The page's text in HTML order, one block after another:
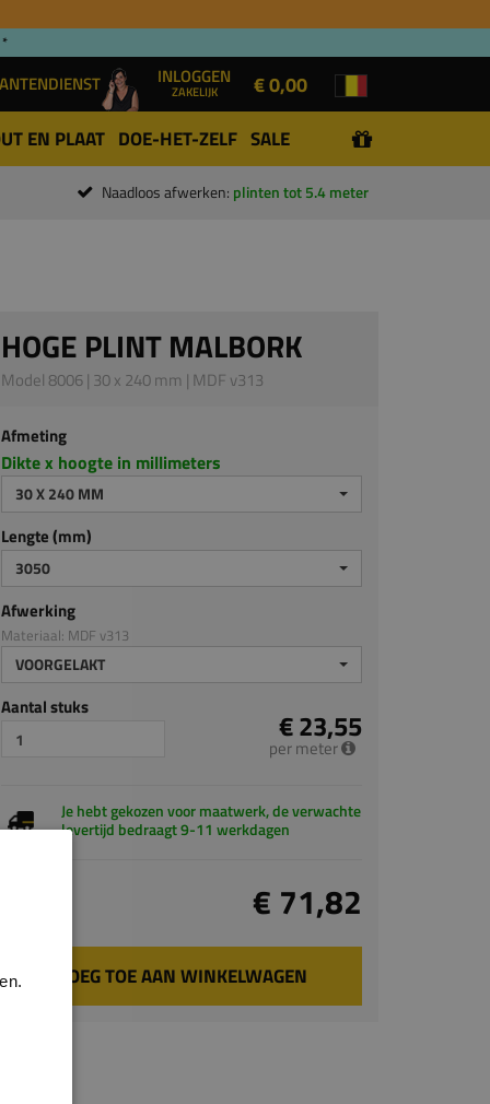
INLOGGEN
ZAKELIJK € 0,00
EN PLAAT DOE-HET-ZELF SALE
Naadloos afwerken: plinten tot 5.4 meter
HOGE PLINT MALBORK
Model 8006 | 30 x 240 mm | MDF v313
Afmeting
Dikte x hoogte in millimeters
30 X 240 MM
Lengte (mm)
3050
Afwerking
Materiaal: MDF v313
VOORGELAKT
Aantal stuks € 23,55
per meter
Je hebt gekozen voor maatwerk, de verwachte
levertijd bedraagt 9-11 werkdagen
€ 71,82
VOEG TOE AAN WINKELWAGEN